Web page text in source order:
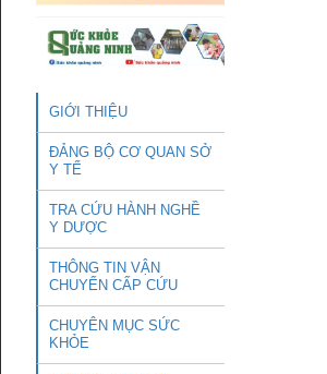
GIỚI THIỆU
ĐẢNG BỘ CƠ QUAN SỞ
Y TẾ
TRA CỨU HÀNH NGHỀ
Y DƯỢC
THÔNG TIN VẬN
CHUYỂN CẤP CỨU
CHUYÊN MỤC SỨC
KHỎE